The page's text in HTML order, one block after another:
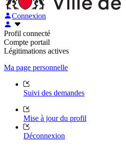
Connexion
Profil connecté
Compte portail
Légitimations actives
Ma page personnelle
Suivi des demandes
Mise à jour du profil
Déconnexion